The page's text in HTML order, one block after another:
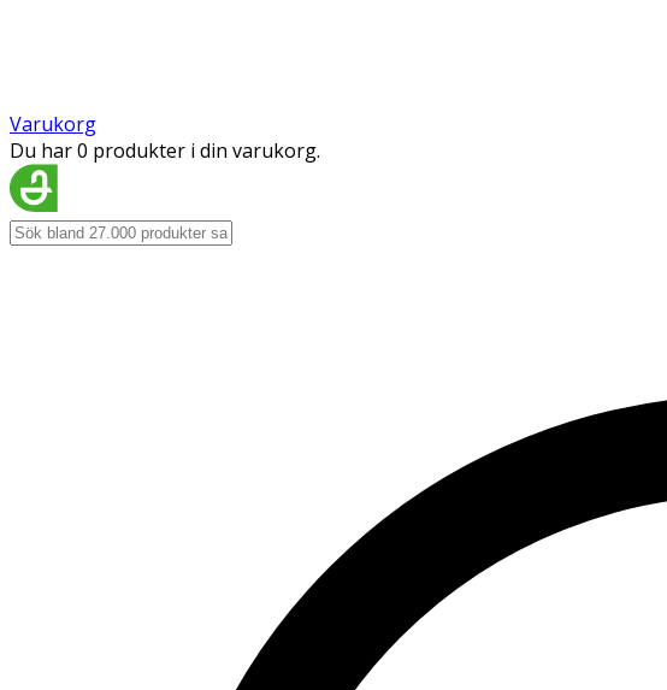
Varukorg
Du har 0 produkter i din varukorg.